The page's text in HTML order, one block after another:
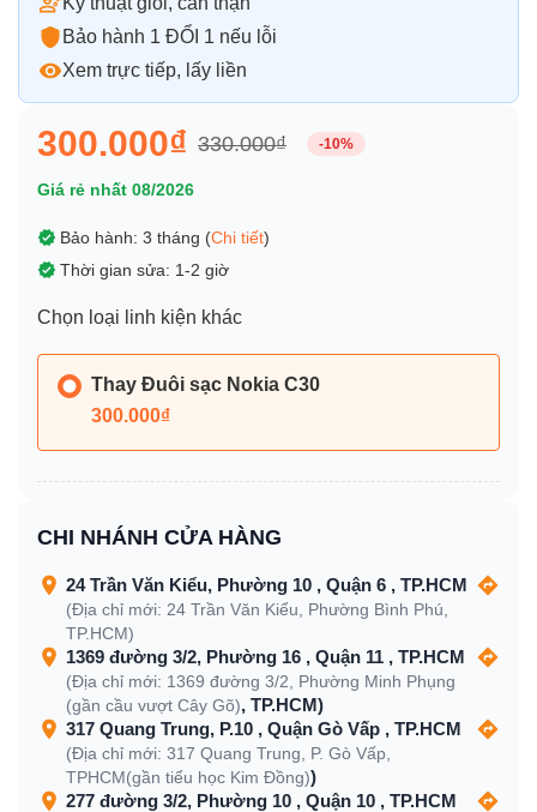
Bảo hành 1 ĐỔI 1 nếu lỗi
Xem trực tiếp, lấy liền
300.000₫ 330.000₫ -10%
Giá rẻ nhất 08/2026
Bảo hành: 3 tháng (Chi tiết)
Thời gian sửa: 1-2 giờ
Chọn loại linh kiện khác
Thay Đuôi sạc Nokia C30
300.000₫
CHI NHÁNH CỬA HÀNG
24 Trần Văn Kiểu, Phường 10 , Quận 6 , TP.HCM
(Địa chỉ mới: 24 Trần Văn Kiểu, Phường Bình Phú,
TP.HCM)
1369 đường 3/2, Phường 16 , Quận 11 , TP.HCM
(Địa chỉ mới: 1369 đường 3/2, Phường Minh Phụng
(gần cầu vượt Cây Gõ), TP.HCM)
317 Quang Trung, P.10 , Quận Gò Vấp , TP.HCM
(Địa chỉ mới: 317 Quang Trung, P. Gò Vấp,
TPHCM(gần tiểu học Kim Đồng))
277 đường 3/2, Phường 10 , Quận 10 , TP.HCM